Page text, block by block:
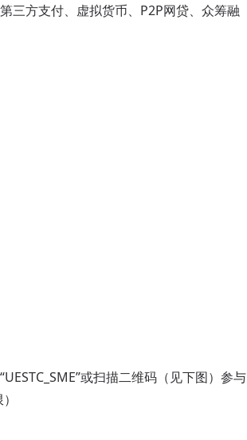
方支付、虚拟货币、P2P网贷、众筹融
或扫描二维码（见下图）参与